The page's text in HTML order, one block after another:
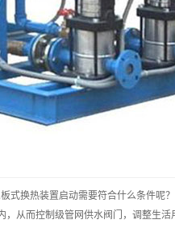
式换热装置启动需要符合什么条件呢
，从而控制级管网供水阀门，调整生